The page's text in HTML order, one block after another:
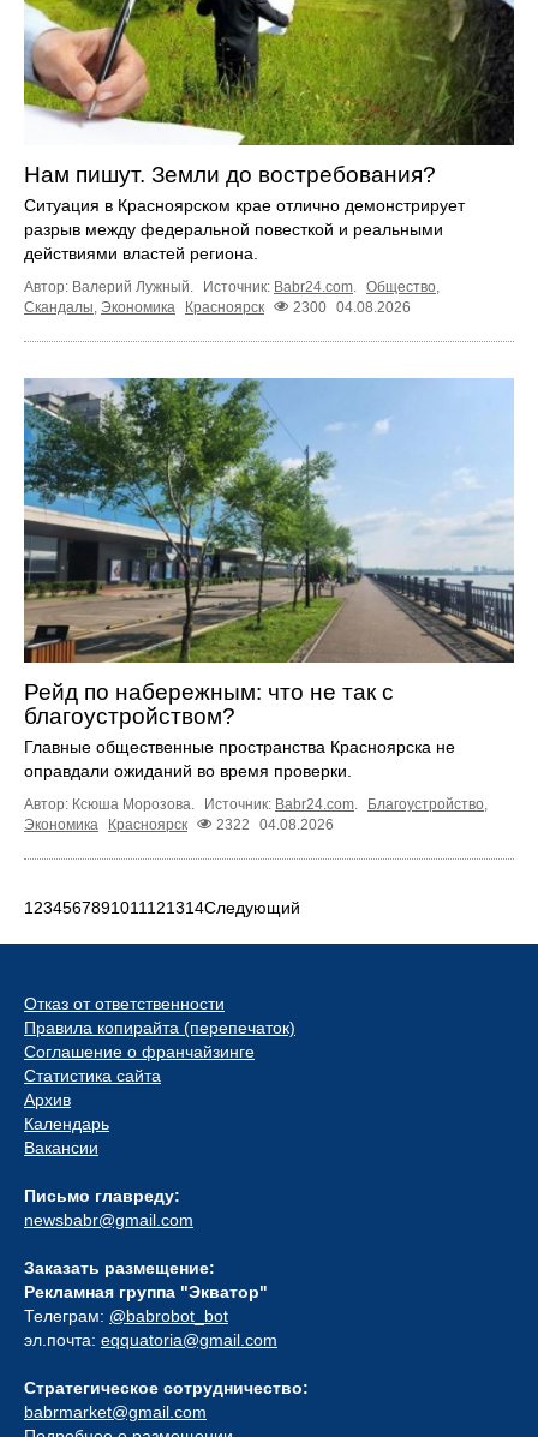
Нам пишут. Земли до востребования?
Ситуация в Красноярском крае отлично демонстрирует
разрыв между федеральной повесткой и реальными
действиями властей региона.
Автор: Валерий Лужный. Источник: Babr24.com. Общество,
Скандалы, Экономика Красноярск 2300 04.08.2026
Рейд по набережным: что не так с
благоустройством?
Главные общественные пространства Красноярска не
оправдали ожиданий во время проверки.
Автор: Ксюша Морозова. Источник: Babr24.com. Благоустройство,
Экономика
Красноярск 2322 04.08.2026
1234567891011121314Следующий
Отказ от ответственности
Правила копирайта (перепечаток)
Соглашение о франчайзинге
Статистика сайта
Архив
Календарь
Вакансии
Письмо главреду:
newsbabr@gmail.com
Заказать размещение:
Рекламная группа "Экватор"
Телеграм: @babrobot_bot
эл.почта: eqquatoria@gmail.com
Стратегическое сотрудничество:
babrmarket@gmail.com